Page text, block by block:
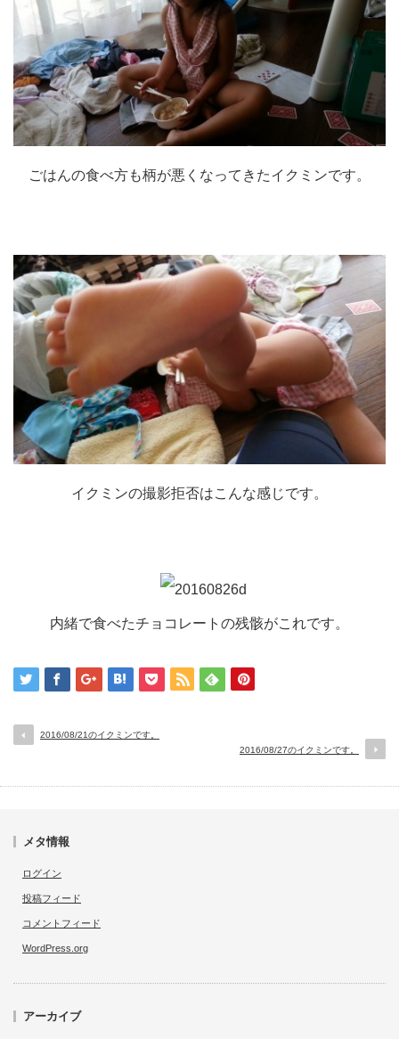
ごはんの食べ方も柄が悪くなってきたイクミンです。
イクミンの撮影拒否はこんな感じです。
内緒で食べたチョコレートの残骸がこれです。
2016/08/21のイクミンです。
2016/08/27のイクミンです。
メタ情報
ログイン
投稿フィード
コメントフィード
WordPress.org
アーカイブ